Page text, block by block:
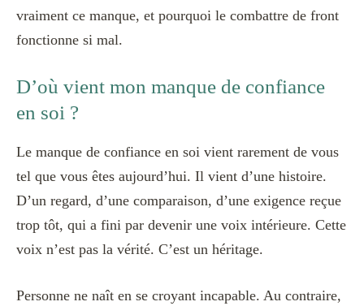
vraiment ce manque, et pourquoi le combattre de front
fonctionne si mal.
D’où vient mon manque de confiance
en soi ?
Le manque de confiance en soi vient rarement de vous
tel que vous êtes aujourd’hui. Il vient d’une histoire.
D’un regard, d’une comparaison, d’une exigence reçue
trop tôt, qui a fini par devenir une voix intérieure. Cette
voix n’est pas la vérité. C’est un héritage.
Personne ne naît en se croyant incapable. Au contraire,